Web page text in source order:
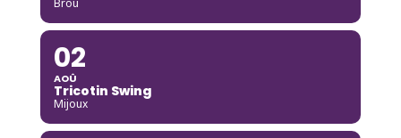
Brou
02
AOÛ
Tricotin Swing
Mijoux